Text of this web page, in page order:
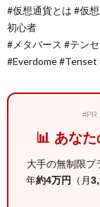
#仮想通貨とは #仮
初心者
#メタバース #テン
#Everdome #Tenset
#PR
📊 あな
大手の無制限プ
年約4万円 （月